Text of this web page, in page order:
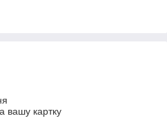
вашу картку